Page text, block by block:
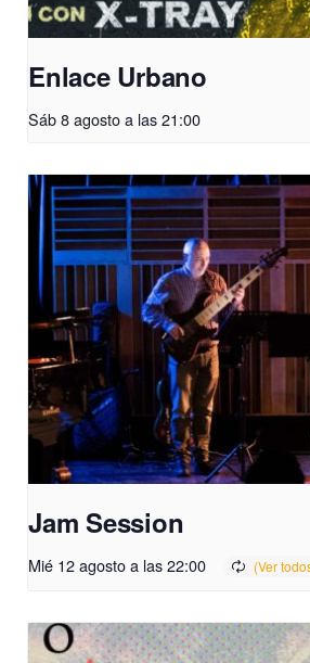
Enlace Urbano
Sáb 8 agosto a las 21:00
Jam Session
Mié 12 agosto a las 22:00